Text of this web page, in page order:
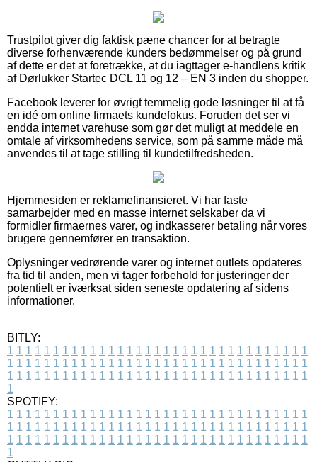
Trustpilot giver dig faktisk pæne chancer for at betragte
diverse forhenværende kunders bedømmelser og på grund
af dette er det at foretrække, at du iagttager e-handlens kritik
af Dørlukker Startec DCL 11 og 12 – EN 3 inden du shopper.
Facebook leverer for øvrigt temmelig gode løsninger til at få
en idé om online firmaets kundefokus. Foruden det ser vi
endda internet varehuse som gør det muligt at meddele en
omtale af virksomhedens service, som på samme måde må
anvendes til at tage stilling til kundetilfredsheden.
Hjemmesiden er reklamefinansieret. Vi har faste
samarbejder med en masse internet selskaber da vi
formidler firmaernes varer, og indkasserer betaling når vores
brugere gennemfører en transaktion.
Oplysninger vedrørende varer og internet outlets opdateres
fra tid til anden, men vi tager forbehold for justeringer der
potentielt er iværksat siden seneste opdatering af sidens
informationer.
BITLY:
1 1 1 1 1 1 1 1 1 1 1 1 1 1 1 1 1 1 1 1 1 1 1 1 1 1 1 1 1 1 1 1 1
1 1 1 1 1 1 1 1 1 1 1 1 1 1 1 1 1 1 1 1 1 1 1 1 1 1 1 1 1 1 1 1 1
1 1 1 1 1 1 1 1 1 1 1 1 1 1 1 1 1 1 1 1 1 1 1 1 1 1 1 1 1 1 1 1 1
1
SPOTIFY:
1 1 1 1 1 1 1 1 1 1 1 1 1 1 1 1 1 1 1 1 1 1 1 1 1 1 1 1 1 1 1 1 1
1 1 1 1 1 1 1 1 1 1 1 1 1 1 1 1 1 1 1 1 1 1 1 1 1 1 1 1 1 1 1 1 1
1 1 1 1 1 1 1 1 1 1 1 1 1 1 1 1 1 1 1 1 1 1 1 1 1 1 1 1 1 1 1 1 1
1